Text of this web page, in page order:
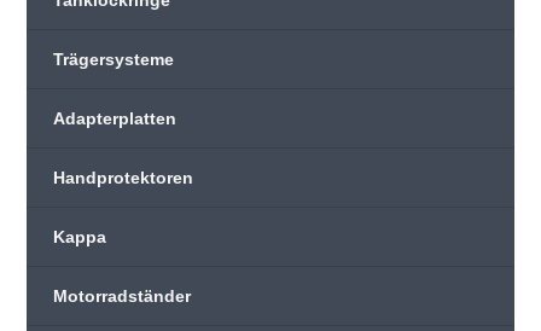
Trägersysteme
Adapterplatten
Handprotektoren
Kappa
Motorradständer